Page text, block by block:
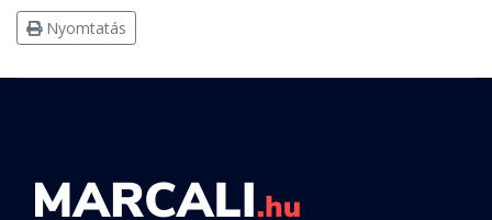
Nyomtatás